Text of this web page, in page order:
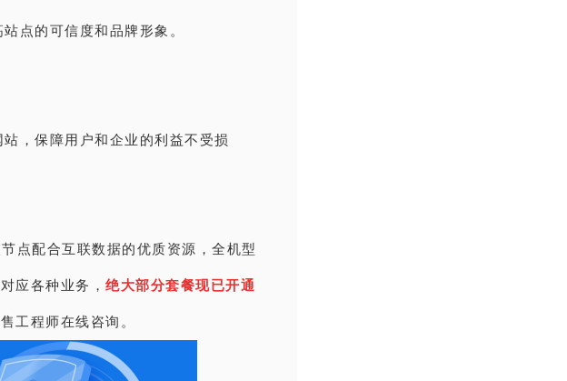
点的可信度和品牌形象。
，保障用户和企业的利益不受损
节点配合互联数据的优质资源，全机型
应各种业务，绝大部分套餐现已开通
工程师在线咨询。